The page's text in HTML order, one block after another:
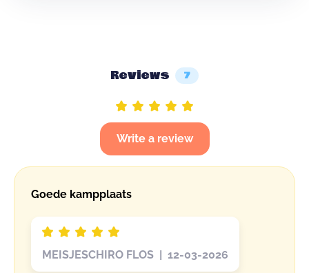
Reviews 7
Write a review
Goede kampplaats
MEISJESCHIRO FLOS | 12-03-2026